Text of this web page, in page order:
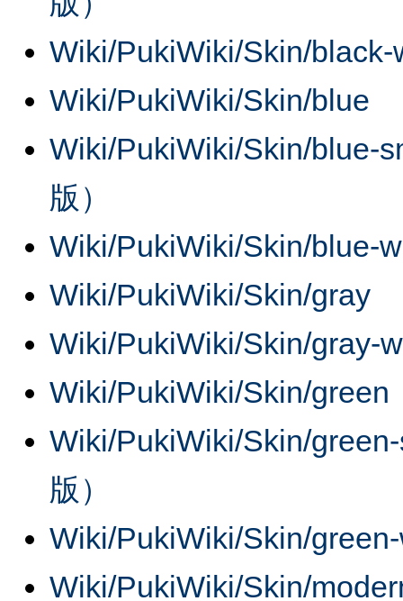
Wiki/PukiWiki/Skin/black-
Wiki/PukiWiki/Skin/blue
Wiki/PukiWiki/Skin/blue-
版）
Wiki/PukiWiki/Skin/blue-
Wiki/PukiWiki/Skin/gray
Wiki/PukiWiki/Skin/gray-
Wiki/PukiWiki/Skin/green
Wiki/PukiWiki/Skin/
版）
Wiki/PukiWiki/Skin/
Wiki/PukiWiki/Skin/